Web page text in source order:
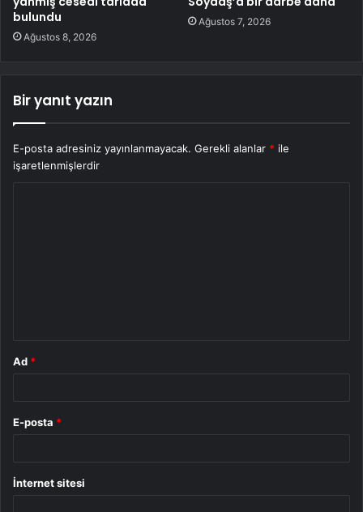
bulundu
Ağustos 8, 2026
Ağustos 7, 2026
Bir yanıt yazın
E-posta adresiniz yayınlanmayacak. Gerekli alanlar * ile
işaretlenmişlerdir
Ad *
E-posta *
İnternet sitesi